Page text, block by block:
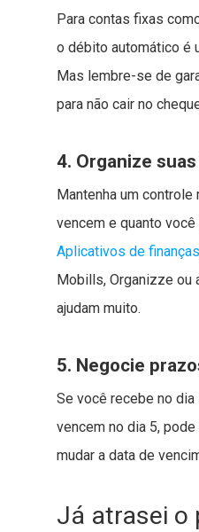
Para contas fixas
o débito automático é
Mas lembre-se de
para não cair no
4. Organize
Mantenha um
vencem e quanto
Aplicativos de
Mobills, Organizze ou
ajudam muito.
5. Negocie
Se você recebe no
vencem no dia 5,
mudar a data de
Já atrasei o